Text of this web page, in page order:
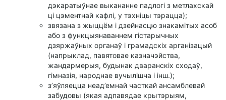
дэкаратыўнае выкананне падлогі з метлахскай
ці цэментнай кафлі, у тэхніцы тэрацца);
звязана з жыццём і дзейнасцю знакамітых асоб
або з функцыянаваннем гістарычных
дзяржаўных органаў і грамадскіх арганізацый
(напрыклад, павятовае казначэйства,
жандармерыя, будынак дваранскіх сходаў,
гімназія, народнае вучылішча і інш.);
з’яўляецца неад’емнай часткай ансамблевай
забудовы (якая адпавядае крытэрыям,